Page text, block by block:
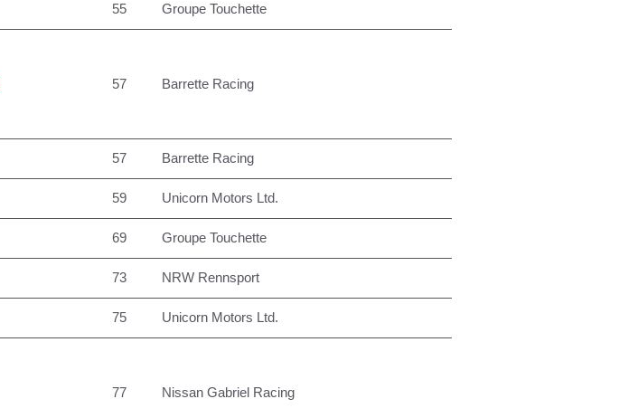
55 Groupe Touchette
57 Barrette Racing
57 Barrette Racing
59 Unicorn Motors Ltd.
69 Groupe Touchette
73 NRW Rennsport
75 Unicorn Motors Ltd.
77 Nissan Gabriel Racing